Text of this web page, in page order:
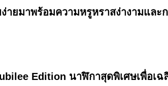
ยมาพร้อมความหรูหราสง่างามและ
Edition นาฬิกาสุดพิเศษเพื่อเ